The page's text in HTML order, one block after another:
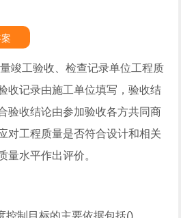
竣工验收、检查记录单位工程质
收记录由施工单位填写，验收结
验收结论由参加验收各方共同商
对工程质量是否符合设计和相关
量水平作出评价。
制目标的主要依据包括()。